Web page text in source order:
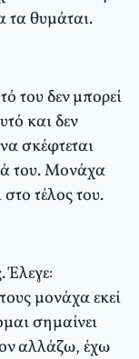
τα θυμάται.
του δεν μπορεί
και δεν
σκέφτεται
του. Μονάχα
στο τέλος του.
Έλεγε:
μονάχα εκεί
σημαίνει
αλλάζω, έχω